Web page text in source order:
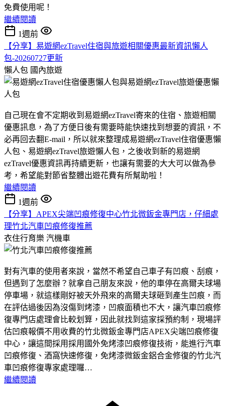
免費使用呢！
繼續閱讀
1週前
【分享】易遊網ezTravel住宿與旅遊相關優惠最新資訊懶人
包-20260727更新
懶人包 國內旅遊
自己現在會不定期收到易遊網ezTravel寄來的住宿、旅遊相關
優惠訊息，為了方便日後有需要時能快速找到想要的資訊，不
必再回去翻E-mail，所以就來整理成易遊網ezTravel住宿優惠懶
人包、易遊網ezTravel旅遊懶人包，之後收到新的易遊網
ezTravel優惠資訊再持續更新，也讓有需要的大大可以做為參
考，希望能對節省整體出遊花費有所幫助啦！
繼續閱讀
1週前
【分享】APEX尖端凹痕修復中心竹北微鈑金專門店，仔細處
理竹北汽車凹痕修復推薦
衣住行育樂 汽機車
對有汽車的使用者來說，當然不希望自己車子有凹痕、刮痕，
但遇到了怎麼辦？就拿自己朋友來說，他的車停在高爾夫球場
停車場，就這樣剛好被天外飛來的高爾夫球砸到產生凹痕，而
在評估過後因為沒傷到烤漆，凹痕面積也不大，讓汽車凹痕修
復專門店處理會比較划算，因此就找到這家採預約制，現場評
估凹痕報價不用收費的竹北微鈑金專門店APEX尖端凹痕修復
中心，讓這間採用採用國外免烤漆凹痕修復技術，能進行汽車
凹痕修復、酒窩快速修復，免烤漆微鈑金鋁合金修復的竹北汽
車凹痕修復專家處理囉…
繼續閱讀